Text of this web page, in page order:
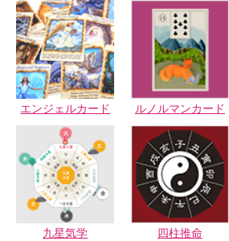
エンジェルカード ルノルマンカード
九星気学 四柱推命